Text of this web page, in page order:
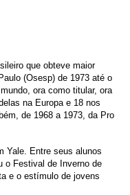
que obteve maior
(Osesp) de 1973 até o
ora como titular, ora
na Europa e 18 nos
de 1968 a 1973, da Pro
Yale. Entre seus alunos
o Festival de Inverno de
e o estímulo de jovens